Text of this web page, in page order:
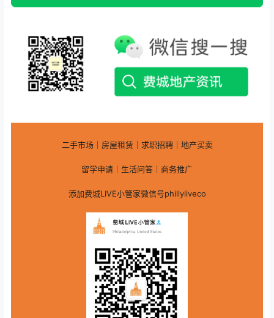
二手市场｜房屋租赁｜求职招聘｜地产买卖
留学申请｜生活问答｜商务推广
添加费城LIVE小管家微信号phillyliveco